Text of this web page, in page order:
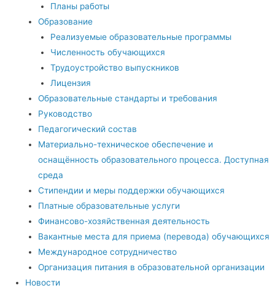
Планы работы
Образование
Реализуемые образовательные программы
Численность обучающихся
Трудоустройство выпускников
Лицензия
Образовательные стандарты и требования
Руководство
Педагогический состав
Материально-техническое обеспечение и
оснащённость образовательного процесса. Доступная
среда
Стипендии и меры поддержки обучающихся
Платные образовательные услуги
Финансово-хозяйственная деятельность
Вакантные места для приема (перевода) обучающихся
Международное сотрудничество
Организация питания в образовательной организации
Новости